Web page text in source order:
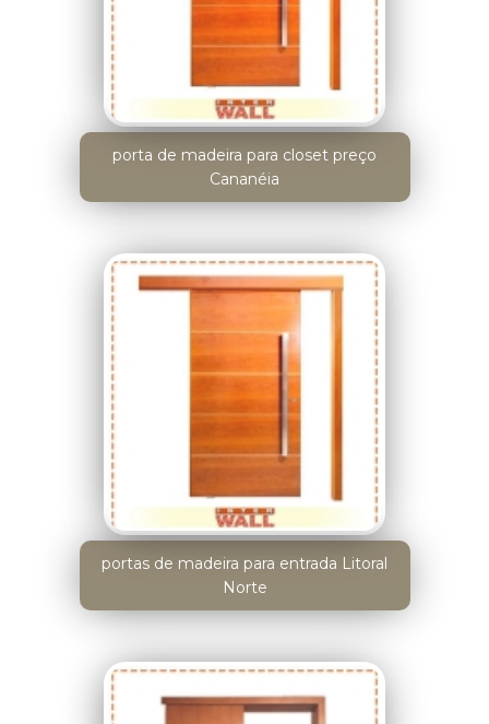
porta de madeira para closet preço
Cananéia
portas de madeira para entrada Litoral
Norte